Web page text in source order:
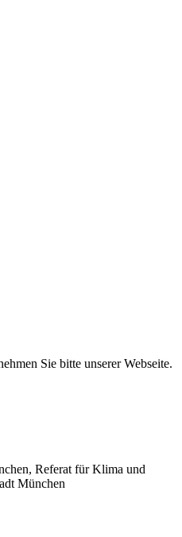
Sie bitte unserer Webseite.
Referat für Klima und
München